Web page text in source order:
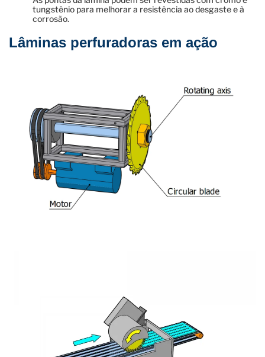
tungstênio para melhorar a resistência ao desgaste e à
corrosão.
Lâminas perfuradoras em ação